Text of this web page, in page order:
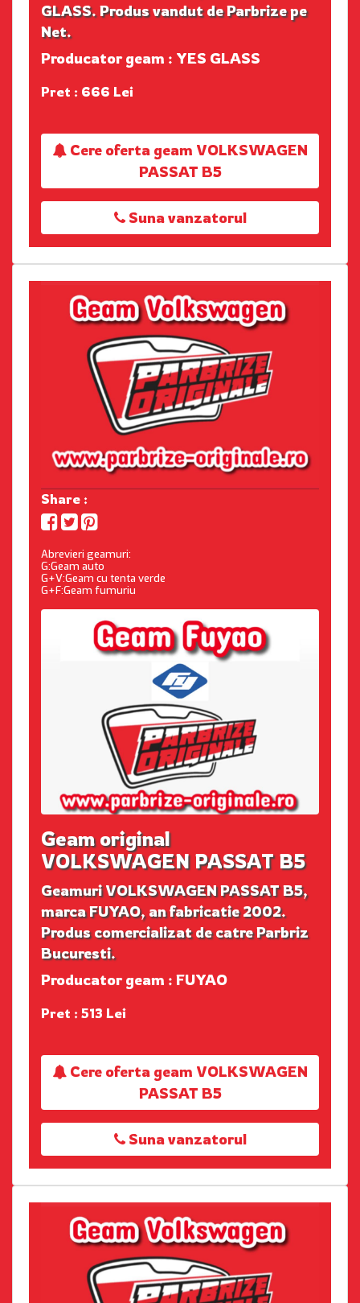
GLASS. Produs vandut de Parbrize pe
Net.
Producator geam : YES GLASS
Pret : 666 Lei
Cere oferta geam VOLKSWAGEN
PASSAT B5
Suna vanzatorul
Share :
Abrevieri geamuri:
G:Geam auto
G+V:Geam cu tenta verde
G+F:Geam fumuriu
Geam original
VOLKSWAGEN PASSAT B5
Geamuri VOLKSWAGEN PASSAT B5,
marca FUYAO, an fabricatie 2002.
Produs comercializat de catre Parbriz
Bucuresti.
Producator geam : FUYAO
Pret : 513 Lei
Cere oferta geam VOLKSWAGEN
PASSAT B5
Suna vanzatorul